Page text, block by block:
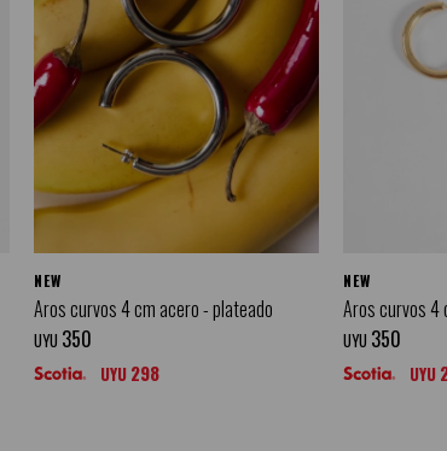
NEW
Aros curvos 4 cm acero - plateado
UYU 350
UYU 298
NEW
Aros curvos 4
UYU 350
UYU